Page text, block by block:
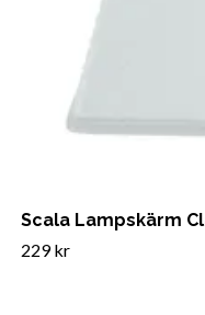
Scala Lampskärm
229 kr